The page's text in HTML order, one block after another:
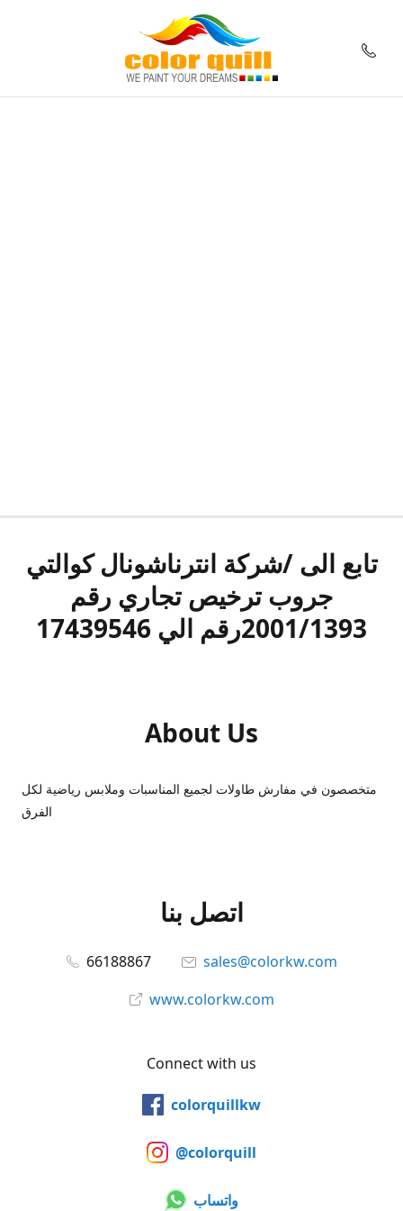
تابع الى /شركة انترناشونال كوالتي
جروب ترخيص تجاري رقم
2001/1393رقم الي 17439546
About Us
متخصصون في مفارش طاولات لجميع المناسبات وملابس رياضية لكل
الفرق
اتصل بنا
66188867
sales@colorkw.com
www.colorkw.com
Connect with us
colorquillkw
@colorquill
واتساب